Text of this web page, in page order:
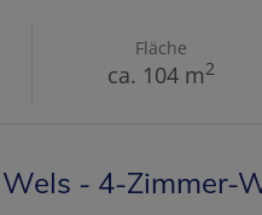
Fläche
ca. 104 m2
- 4-Zimmer-